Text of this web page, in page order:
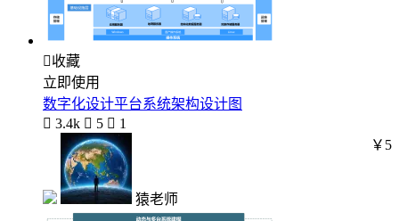
收藏
立即使用
数字化设计平台系统架构设计图
 3.4k  5  1
猿老师
￥5